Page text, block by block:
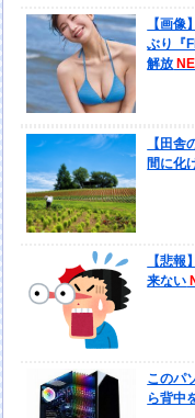
【画
ぶり『
解放
【田
間に化
【悲
来ない
このパ
ら背中